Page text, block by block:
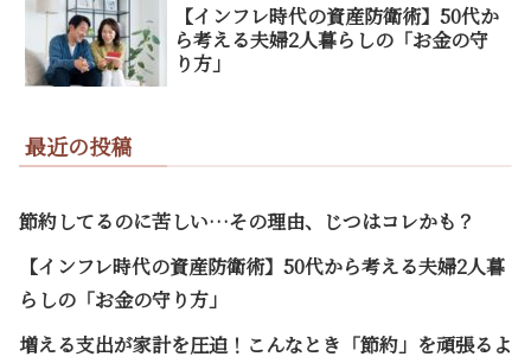
【インフレ時代の資産防衛術】50代か
ら考える夫婦2人暮らしの「お金の守
り方」
最近の投稿
節約してるのに苦しい…その理由、じつはコレかも？
【インフレ時代の資産防衛術】50代から考える夫婦2人暮
らしの「お金の守り方」
増える支出が家計を圧迫！こんなとき「節約」を頑張るよ